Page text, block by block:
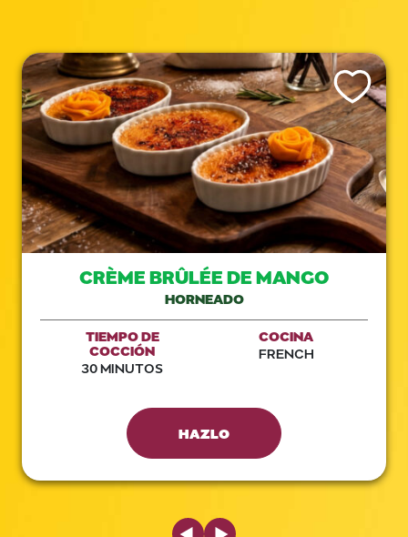
Like This
CRÈME BRÛLÉE DE MANGO
HORNEADO
TIEMPO DE
COCCIÓN
30 MINUTOS
COCINA
FRENCH
HAZLO
Previous Slide
Next Slide